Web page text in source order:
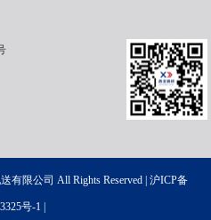
有限公司 All Rights Reserved | 沪ICP备
号-1